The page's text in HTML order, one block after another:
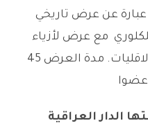
عبارة عن عرض تاريخي
مع عرض لأزياء
مكونات الشعب العراقي والاقليات. مدة العرض 45
الدار العراقية